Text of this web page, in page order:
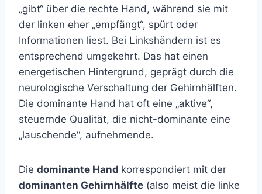
„gibt“ über die rechte Hand, während sie mit
der linken eher „empfängt“, spürt oder
Informationen liest. Bei Linkshändern ist es
entsprechend umgekehrt. Das hat einen
energetischen Hintergrund, geprägt durch die
neurologische Verschaltung der Gehirnhälften.
Die dominante Hand hat oft eine „aktive“,
steuernde Qualität, die nicht-dominante eine
„lauschende“, aufnehmende.
Die dominante Hand korrespondiert mit der
dominanten Gehirnhälfte (also meist die linke